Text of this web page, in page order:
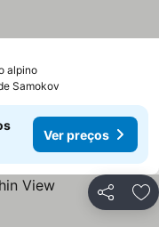
alpino
Samokov
Ver preços
Partilhar